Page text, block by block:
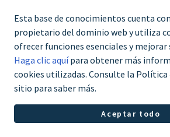
Servicio: crear los campos
Ver todo 1938 temas
Esta base de conocimientos cuenta
propietario del dominio web y utiliza
ofrecer funciones esenciales y mejorar
Haga clic aquípara obtener más
cookies utilizadas. Consulte la Política
sitio para saber más.
Aceptar todo